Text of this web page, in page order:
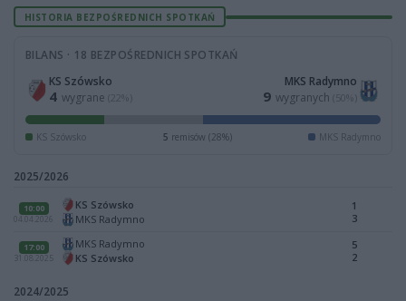
HISTORIA BEZPOŚREDNICH SPOTKAŃ
BILANS · 18 BEZPOŚREDNICH SPOTKAŃ
KS Szówsko
4 wygrane (22%)
MKS Radymno
9 wygranych (50%)
KS Szówsko 5 remisów (28%) MKS Radymno
2025/2026
10:00
04.04.2026
KS Szówsko
MKS Radymno
1
3
17:00
31.08.2025
MKS Radymno
KS Szówsko
5
2
2024/2025